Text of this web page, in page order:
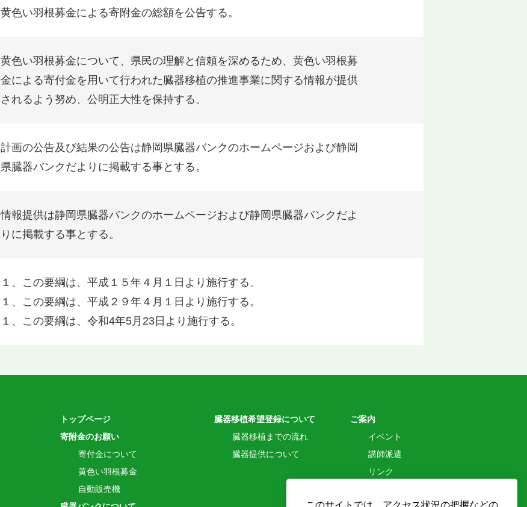
このサイトでは、アクセス状況の把握などの
黄色い羽根募金による寄附金の総額を公告する。
黄色い羽根募金について、県民の理解と信頼を深めるため、黄色い羽根募
金による寄付金を用いて行われた臓器移植の推進事業に関する情報が提供
されるよう努め、公明正大性を保持する。
計画の公告及び結果の公告は静岡県臓器バンクのホームページおよび静岡
県臓器バンクだよりに掲載する事とする。
情報提供は静岡県臓器バンクのホームページおよび静岡県臓器バンクだよ
りに掲載する事とする。
１、この要綱は、平成１５年４月１日より施行する。
１、この要綱は、平成２９年４月１日より施行する。
１、この要綱は、令和4年5月23日より施行する。
トップページ
寄附金のお願い
寄付金について
黄色い羽根募金
自動販売機
臓器移植希望登録について
臓器移植までの流れ
臓器提供について
ご案内
イベント
講師派遣
リンク